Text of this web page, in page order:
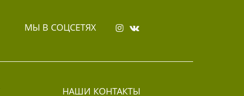
МЫ В СОЦСЕТЯХ
НАШИ КОНТАКТЫ